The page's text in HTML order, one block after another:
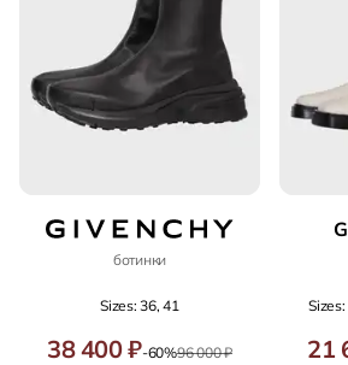
ботинки
Sizes: 36, 41
38 400 ₽-60%96 000 ₽ 21